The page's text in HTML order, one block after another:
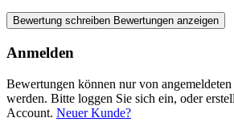
Bewertung schreiben Bewertungen anzeigen
Anmelden
Bewertungen können nur von
werden. Bitte loggen Sie sich ein, oder
Account. Neuer Kunde?